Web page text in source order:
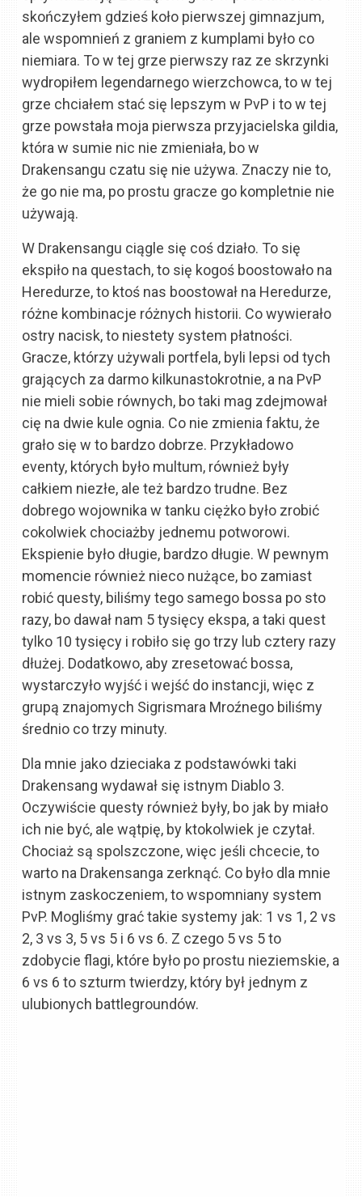
skończyłem gdzieś koło pierwszej gimnazjum,
ale wspomnień z graniem z kumplami było co
niemiara. To w tej grze pierwszy raz ze skrzynki
wydropiłem legendarnego wierzchowca, to w tej
grze chciałem stać się lepszym w PvP i to w tej
grze powstała moja pierwsza przyjacielska gildia,
która w sumie nic nie zmieniała, bo w
Drakensangu czatu się nie używa. Znaczy nie to,
że go nie ma, po prostu gracze go kompletnie nie
używają.
W Drakensangu ciągle się coś działo. To się
ekspiło na questach, to się kogoś boostowało na
Heredurze, to ktoś nas boostował na Heredurze,
różne kombinacje różnych historii. Co wywierało
ostry nacisk, to niestety system płatności.
Gracze, którzy używali portfela, byli lepsi od tych
grających za darmo kilkunastokrotnie, a na PvP
nie mieli sobie równych, bo taki mag zdejmował
cię na dwie kule ognia. Co nie zmienia faktu, że
grało się w to bardzo dobrze. Przykładowo
eventy, których było multum, również były
całkiem niezłe, ale też bardzo trudne. Bez
dobrego wojownika w tanku ciężko było zrobić
cokolwiek chociażby jednemu potworowi.
Ekspienie było długie, bardzo długie. W pewnym
momencie również nieco nużące, bo zamiast
robić questy, biliśmy tego samego bossa po sto
razy, bo dawał nam 5 tysięcy ekspa, a taki quest
tylko 10 tysięcy i robiło się go trzy lub cztery razy
dłużej. Dodatkowo, aby zresetować bossa,
wystarczyło wyjść i wejść do instancji, więc z
grupą znajomych Sigrismara Mroźnego biliśmy
średnio co trzy minuty.
Dla mnie jako dzieciaka z podstawówki taki
Drakensang wydawał się istnym Diablo 3.
Oczywiście questy również były, bo jak by miało
ich nie być, ale wątpię, by ktokolwiek je czytał.
Chociaż są spolszczone, więc jeśli chcecie, to
warto na Drakensanga zerknąć. Co było dla mnie
istnym zaskoczeniem, to wspomniany system
PvP. Mogliśmy grać takie systemy jak: 1 vs 1, 2 vs
2, 3 vs 3, 5 vs 5 i 6 vs 6. Z czego 5 vs 5 to
zdobycie flagi, które było po prostu nieziemskie, a
6 vs 6 to szturm twierdzy, który był jednym z
ulubionych battlegroundów.